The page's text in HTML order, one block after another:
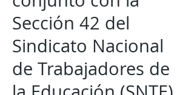
Sección 42 del
Sindicato Nacional
de Trabajadores de